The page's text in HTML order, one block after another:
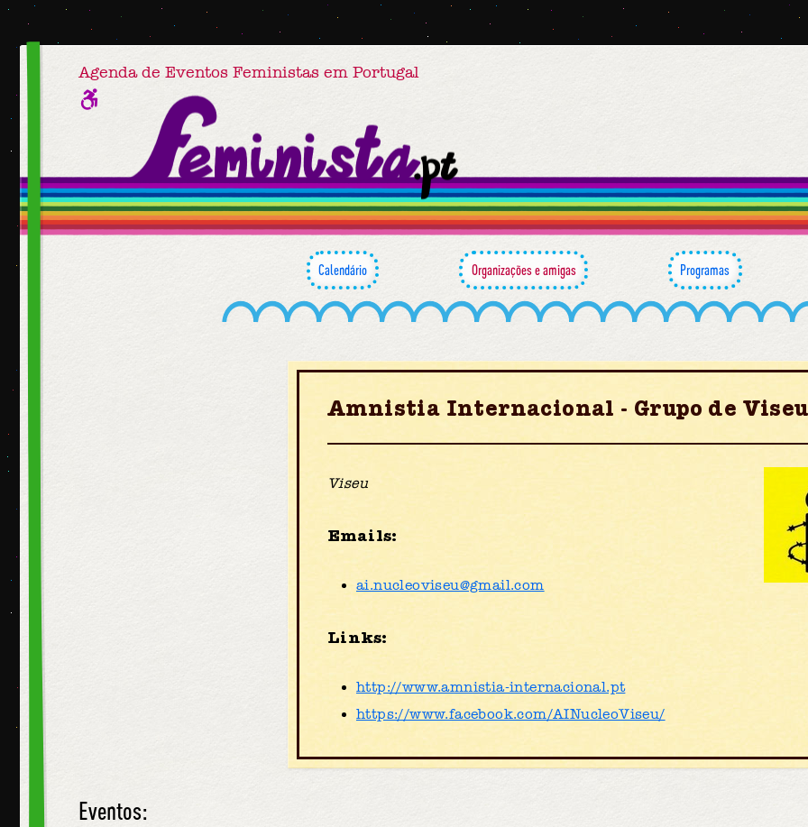
Agenda de Eventos Feministas em Portugal
Calendário Organizações e amigas Programas
Amnistia Internacional - Grupo de Viseu
Viseu
Emails:
ai.nucleoviseu@gmail.com
Links:
http://www.amnistia-internacional.pt
https://www.facebook.com/AINucleoViseu/
Eventos: